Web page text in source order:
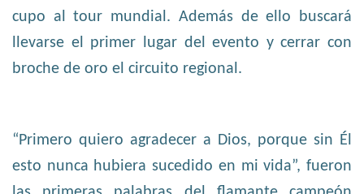
cupo al tour mundial. Además de ello buscará
llevarse el primer lugar del evento y cerrar con
broche de oro el circuito regional.
“Primero quiero agradecer a Dios, porque sin Él
esto nunca hubiera sucedido en mi vida”, fueron